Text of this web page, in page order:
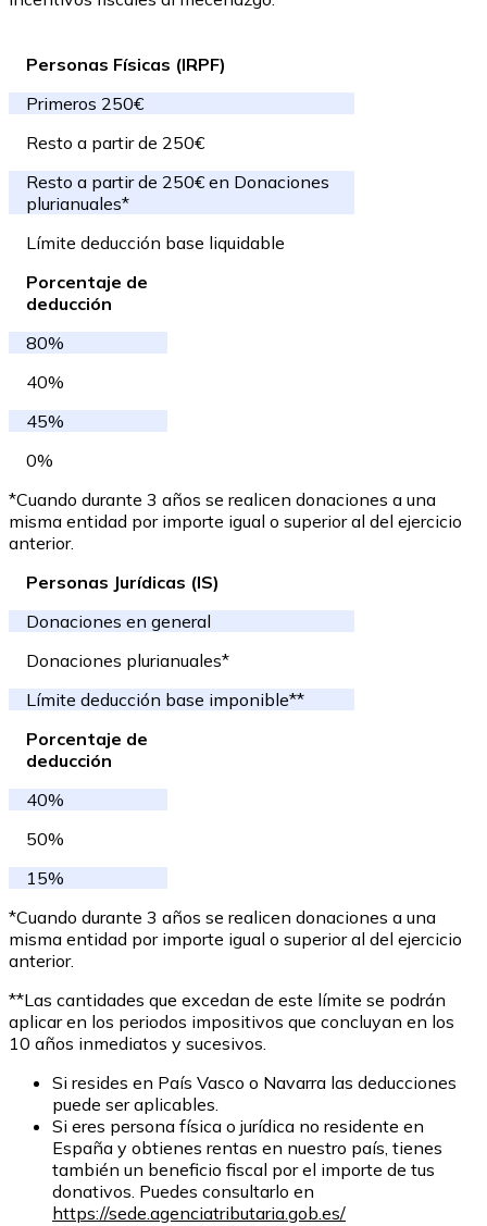
Personas Físicas (IRPF)
Primeros 250€
Resto a partir de 250€
Resto a partir de 250€ en Donaciones
plurianuales*
Límite deducción base liquidable
Porcentaje de
deducción
80%
40%
45%
0%
*Cuando durante 3 años se realicen donaciones a una
misma entidad por importe igual o superior al del ejercicio
anterior.
Personas Jurídicas (IS)
Donaciones en general
Donaciones plurianuales*
Límite deducción base imponible**
Porcentaje de
deducción
40%
50%
15%
*Cuando durante 3 años se realicen donaciones a una
misma entidad por importe igual o superior al del ejercicio
anterior.
**Las cantidades que excedan de este límite se podrán
aplicar en los periodos impositivos que concluyan en los
10 años inmediatos y sucesivos.
Si resides en País Vasco o Navarra las deducciones
puede ser aplicables.
Si eres persona física o jurídica no residente en
España y obtienes rentas en nuestro país, tienes
también un beneficio fiscal por el importe de tus
donativos. Puedes consultarlo en
https://sede.agenciatributaria.gob.es/